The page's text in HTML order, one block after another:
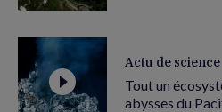
Actu de science
Tout un
abysses du